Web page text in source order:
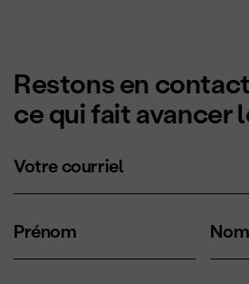
Restons en
ce qui fait avancer
Votre courriel
Prénom Nom